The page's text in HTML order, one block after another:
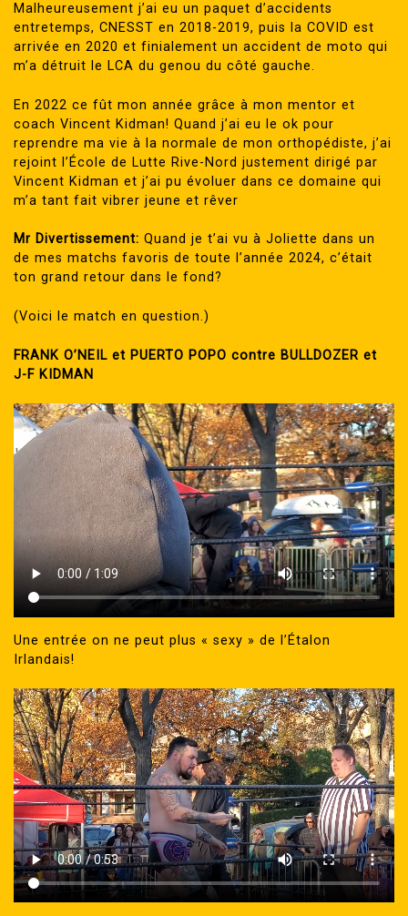
Malheureusement j’ai eu un paquet d’accidents
entretemps, CNESST en 2018-2019, puis la COVID est
arrivée en 2020 et finialement un accident de moto qui
m’a détruit le LCA du genou du côté gauche.
En 2022 ce fût mon année grâce à mon mentor et
coach Vincent Kidman! Quand j’ai eu le ok pour
reprendre ma vie à la normale de mon orthopédiste, j’ai
rejoint l’École de Lutte Rive-Nord justement dirigé par
Vincent Kidman et j’ai pu évoluer dans ce domaine qui
m’a tant fait vibrer jeune et rêver
Mr Divertissement: Quand je t’ai vu à Joliette dans un
de mes matchs favoris de toute l’année 2024, c’était
ton grand retour dans le fond?
(Voici le match en question.)
FRANK O’NEIL et PUERTO POPO contre BULLDOZER et
J-F KIDMAN
Une entrée on ne peut plus « sexy » de l’Étalon
Irlandais!